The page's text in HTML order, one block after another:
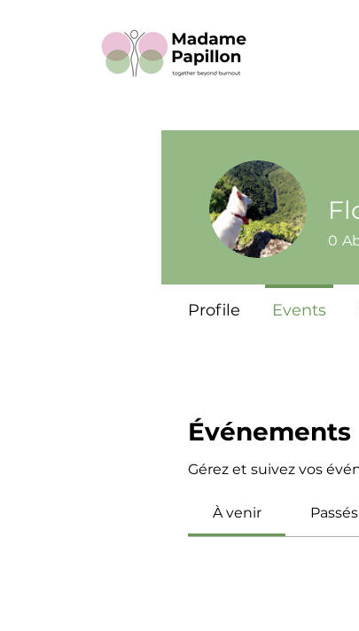
Événements
Gérez et suivez vos
À venir Passés
0
Profile Events